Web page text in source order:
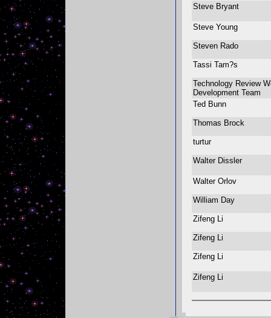
Steve Bryant
Steve Young
Steven Rado
Tassi Tam?s
Technology Review
Development Team
Ted Bunn
Thomas Brock
turtur
Walter Dissler
Walter Orlov
William Day
Zifeng Li
Zifeng Li
Zifeng Li
Zifeng Li